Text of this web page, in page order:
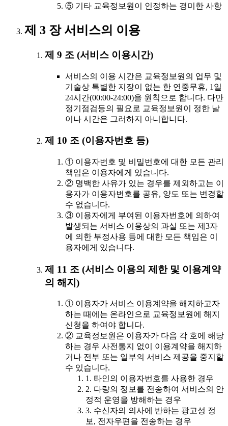
⑤ 기타 교육정보원이 인정하는 경미한 사항
제 3 장 서비스의 이용
제 9 조 (서비스 이용시간)
서비스의 이용 시간은 교육정보원의 업무 및
기술상 특별한 지장이 없는 한 연중무휴, 1일
24시간(00:00-24:00)을 원칙으로 합니다. 다만
정기점검등의 필요로 교육정보원이 정한 날
이나 시간은 그러하지 아니합니다.
제 10 조 (이용자번호 등)
① 이용자번호 및 비밀번호에 대한 모든 관리
책임은 이용자에게 있습니다.
② 명백한 사유가 있는 경우를 제외하고는 이
용자가 이용자번호를 공유, 양도 또는 변경할
수 없습니다.
③ 이용자에게 부여된 이용자번호에 의하여
발생되는 서비스 이용상의 과실 또는 제3자
에 의한 부정사용 등에 대한 모든 책임은 이
용자에게 있습니다.
제 11 조 (서비스 이용의 제한 및 이용계약
의 해지)
① 이용자가 서비스 이용계약을 해지하고자
하는 때에는 온라인으로 교육정보원에 해지
신청을 하여야 합니다.
② 교육정보원은 이용자가 다음 각 호에 해당
하는 경우 사전통지 없이 이용계약을 해지하
거나 전부 또는 일부의 서비스 제공을 중지할
수 있습니다.
1. 타인의 이용자번호를 사용한 경우
2. 다량의 정보를 전송하여 서비스의 안
정적 운영을 방해하는 경우
3. 수신자의 의사에 반하는 광고성 정
보, 전자우편을 전송하는 경우